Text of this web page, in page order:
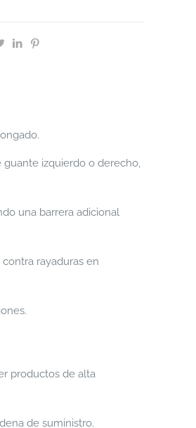
guante izquierdo o derecho,
una barrera adicional
rayaduras en
productos de alta
de suministro.